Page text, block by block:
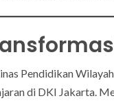
Pendidikan
di DKI Jakarta.